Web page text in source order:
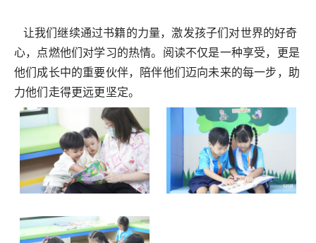
让我们继续通过书籍的力量，激发孩子们对世界的好奇
心，点燃他们对学习的热情。阅读不仅是一种享受，更是
他们成长中的重要伙伴，陪伴他们迈向未来的每一步，助
力他们走得更远更坚定。